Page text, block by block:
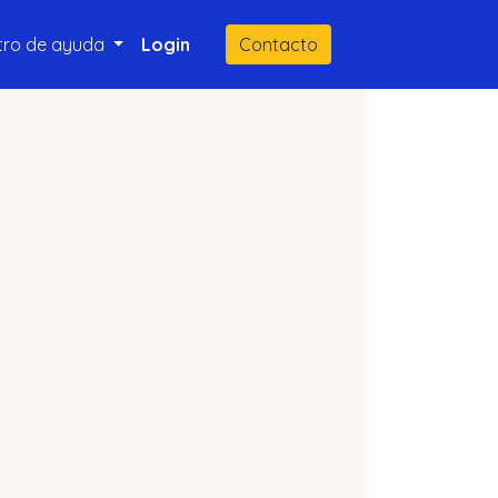
de ayuda Login Contacto